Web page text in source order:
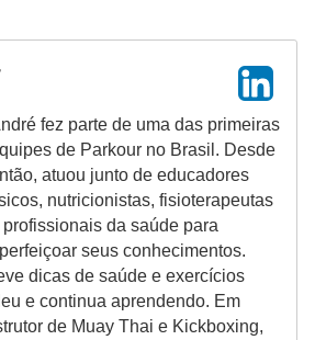
fez parte de uma das primeiras
de Parkour no Brasil. Desde
atuou junto de educadores
nutricionistas, fisioterapeutas
profissionais da saúde para
seus conhecimentos.
dicas de saúde e exercícios
e continua aprendendo. Em
de Muay Thai e Kickboxing,